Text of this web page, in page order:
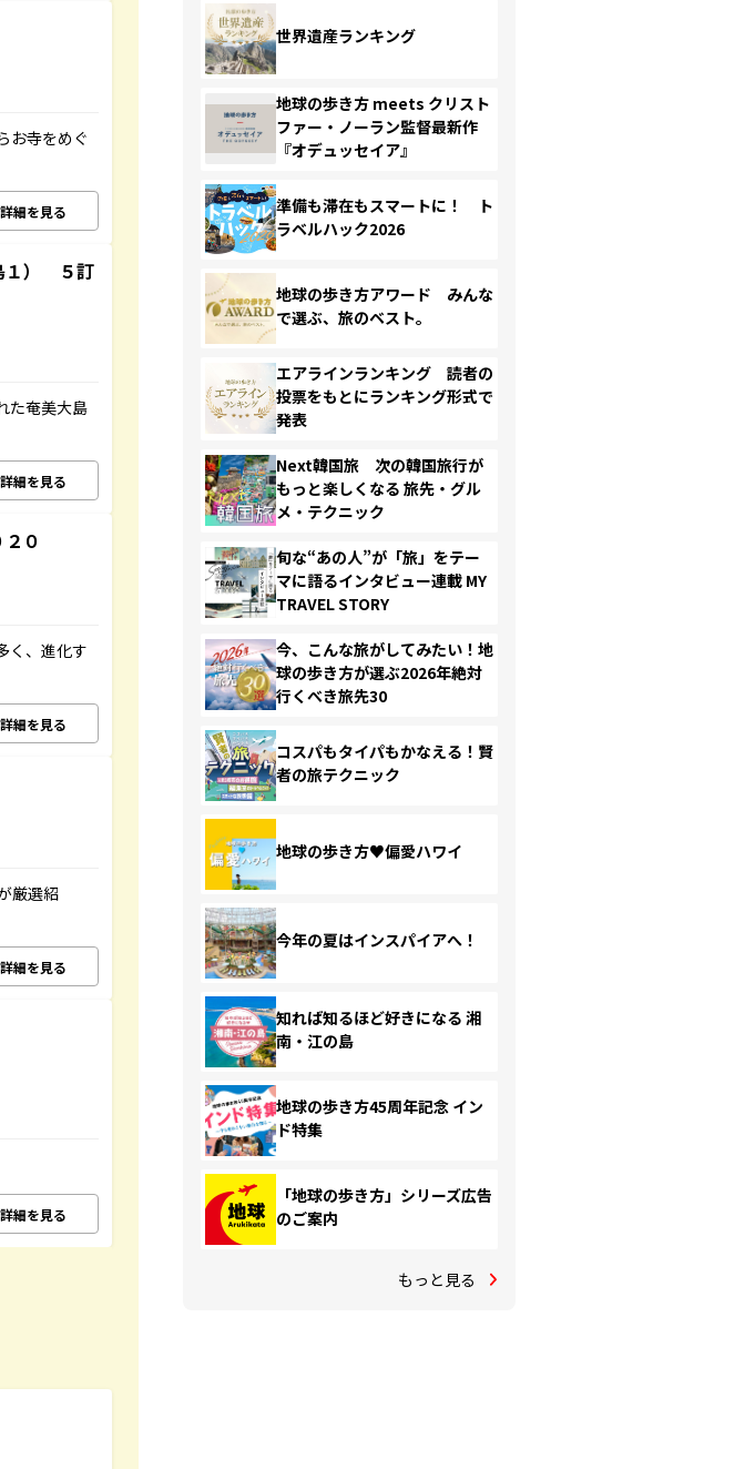
お寺をめぐ
詳細を見る
１） ５訂
た奄美大島
詳細を見る
０
く、進化す
詳細を見る
厳選紹
詳細を見る
詳細を見る
世界遺産ランキング
地球の歩き方 meets クリスト
ファー・ノーラン監督最新作
『オデュッセイア』
準備も滞在もスマートに！ ト
ラベルハック2026
地球の歩き方アワード みんな
で選ぶ、旅のベスト。
エアラインランキング 読者の
投票をもとにランキング形式で
発表
Next韓国旅 次の韓国旅行が
もっと楽しくなる 旅先・グル
メ・テクニック
旬な“あの人”が「旅」をテー
マに語るインタビュー連載 MY
TRAVEL STORY
今、こんな旅がしてみたい！地
球の歩き方が選ぶ2026年絶対
行くべき旅先30
コスパもタイパもかなえる！賢
者の旅テクニック
地球の歩き方♥偏愛ハワイ
今年の夏はインスパイアへ！
知れば知るほど好きになる 湘
南・江の島
地球の歩き方45周年記念 イン
ド特集
「地球の歩き方」シリーズ広告
のご案内
もっと見る